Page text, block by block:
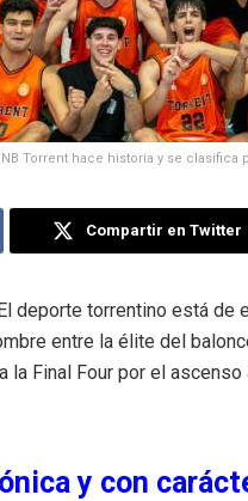
NB Torrent hace historia y se
Compartir en Twitter
deporte torrentino está de
entre la élite del
Final Four por el
y con